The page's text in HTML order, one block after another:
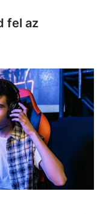
fel az